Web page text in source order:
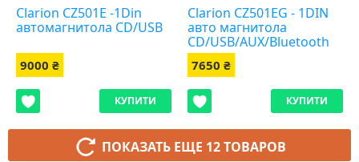
Clarion CZ501E -1Din
автомагнитола CD/USB
9000 ₴
КУПИТИ
Clarion CZ501EG - 1DIN
авто магнитола
CD/USB/AUX/Bluetooth
7650 ₴
КУПИТИ
ПОКАЗАТЬ ЕЩЕ 12 ТОВАРОВ